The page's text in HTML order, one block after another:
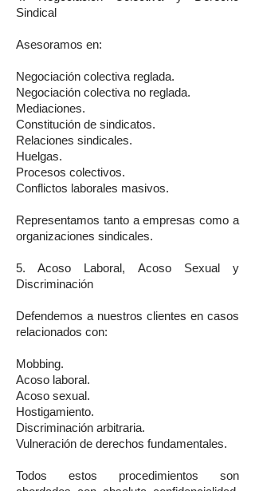
Sindical
Asesoramos en:
Negociación colectiva reglada.
Negociación colectiva no reglada.
Mediaciones.
Constitución de sindicatos.
Relaciones sindicales.
Huelgas.
Procesos colectivos.
Conflictos laborales masivos.
Representamos tanto a empresas como a
organizaciones sindicales.
5. Acoso Laboral, Acoso Sexual y
Discriminación
Defendemos a nuestros clientes en casos
relacionados con:
Mobbing.
Acoso laboral.
Acoso sexual.
Hostigamiento.
Discriminación arbitraria.
Vulneración de derechos fundamentales.
Todos estos procedimientos son